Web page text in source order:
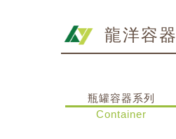
龍洋容器
瓶罐容器系列
Container